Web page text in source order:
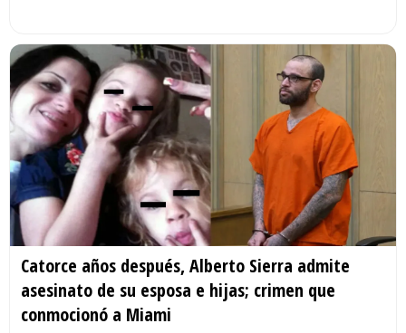
Catorce años después, Alberto Sierra admite
asesinato de su esposa e hijas; crimen que
conmocionó a Miami